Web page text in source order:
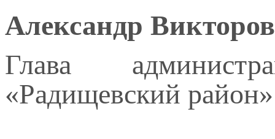
Александр
Глава
«Радищевский